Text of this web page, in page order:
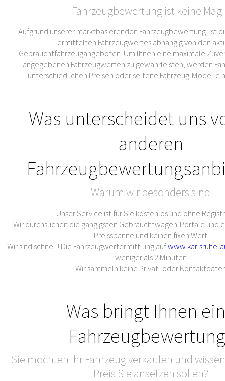
Fahrzeugbewertung ist keine
Aufgrund unserer marktbasierenden Fahrzeugbewertung, ist
ermittelten Fahrzeugwertes abhängig von den
Gebrauchtfahrzeugangeboten. Um Ihnen eine maximale
angegebenen Fahrzeugwerten zu gewährleisten, werden
unterschiedlichen Preisen oder seltene Fahrzeug-
Was unterscheidet uns
anderen
Warum wir besonders sind
Unser Service ist für Sie kostenlos und ohne
Wir durchsuchen die gängigsten Gebrauchtwagen-Portale und
Preisspanne und keinen fixen Wert
Wir sind schnell! Die Fahrzeugwertermittlung aufwww.karlsruhe-
weniger als 2 Minuten
Wir sammeln keine Privat- oder
Was bringt Ihnen
Sie möchten Ihr Fahrzeug verkaufen und
Preis Sie ansetzen sollen?